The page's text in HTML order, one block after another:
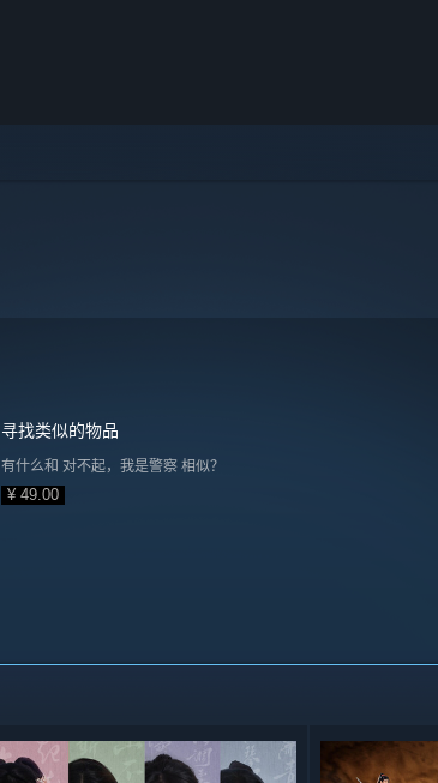
寻找类似的物品
有什么和 对不起，我是警察 相似？
¥ 49.00